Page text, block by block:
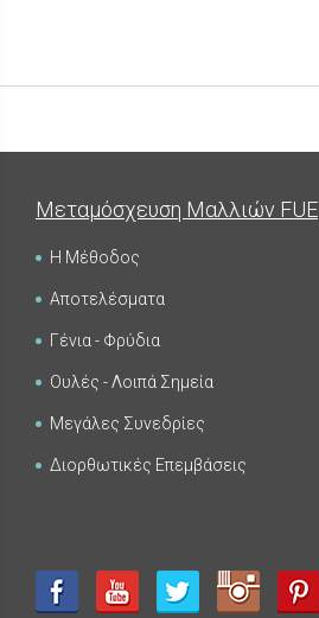
Μεταμόσχευση Μαλλιών FUE
Η Μέθοδος
Αποτελέσματα
Γένια - Φρύδια
Ουλές - Λοιπά Σημεία
Μεγάλες Συνεδρίες
Διορθωτικές Επεμβάσεις